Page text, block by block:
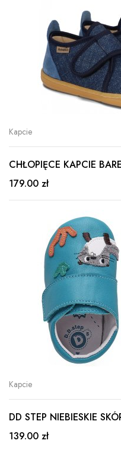
Kapcie
CHŁOPIĘCE KAPCIE
179.00 zł
Kapcie
DD STEP NIEBIESKIE
139.00 zł